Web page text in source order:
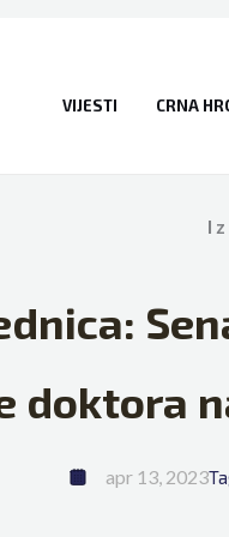
VIJESTI CRNA
doktora
apr 13, 2023